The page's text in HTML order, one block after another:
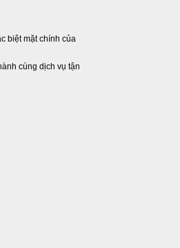
biệt mặt chính của
cùng dịch vụ tận